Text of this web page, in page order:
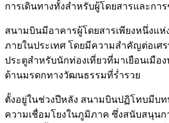
การเดินทางทั้งสำหรับผู้โดยสารและกา
สนามบินมีอาคารผู้โดยสารเพียงหนึ่งแห่
ภายในประเทศ โดยมีความสำคัญต่อเศ
ประตูสำหรับนักท่องเที่ยวที่มาเยือนเมือ
ด้านมรดกทางวัฒนธรรมที่ร่ำรวย
ตั้งอยู่ในช่วงปีหลัง สนามบินปฏิโทบมีบ
ความเชื่อมโยงในภูมิภาค ซึ่งสนับสนุนก